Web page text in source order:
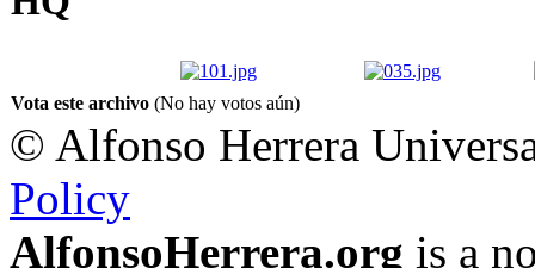
Vota este archivo (No hay votos aún)
© Alfonso Herrera
Policy
AlfonsoHerrera.org is a